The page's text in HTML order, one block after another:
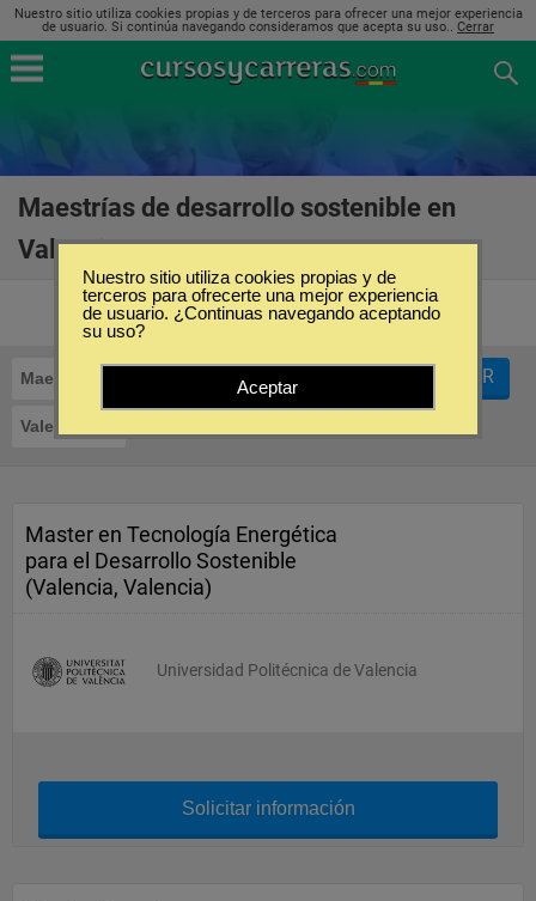
Nuestro sitio utiliza cookies propias y de terceros para ofrecer una mejor experiencia
de usuario. Si continúa navegando consideramos que acepta su uso.. Cerrar
Maestrías de desarrollo sostenible en
Valencia
Maestrías Desarrollo Sostenible
Valencia
FILTRAR
Master en Tecnología Energética
para el Desarrollo Sostenible
(Valencia, Valencia)
Universidad Politécnica de Valencia
Solicitar información
Nuestro sitio utiliza cookies propias y de
terceros para ofrecerte una mejor experiencia
de usuario. ¿Continuas navegando aceptando
su uso?
Aceptar